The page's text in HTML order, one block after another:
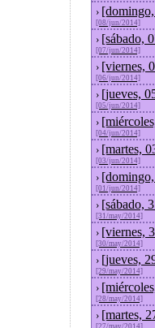
›
[08/jun/2014]
› [sábado,
[07/jun/2014]
› [viernes,
[06/jun/2014]
› [jueves,
[05/jun/2014]
›
[04/jun/2014]
› [martes,
[03/jun/2014]
›
[01/jun/2014]
› [sábado,
[31/may/2014]
› [viernes,
[30/may/2014]
› [jueves,
[29/may/2014]
›
[28/may/2014]
› [martes,
[27/may/2014]